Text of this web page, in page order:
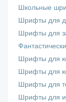
Школьные
Шрифты для
Шрифты для
Шрифты для
Шрифты для
Шрифты для
Шрифты для